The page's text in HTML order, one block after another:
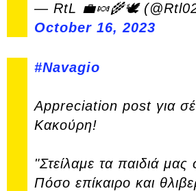
— RtL 💼🍬🌾🕊
October 16, 2023
#Navagio
Appreciation post για
Κακούρη!
"Στείλαμε τα παιδιά
Πόσο επίκαιρο και